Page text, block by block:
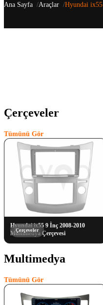
Ana Sayfa Araçlar Hyundai ix55
Çerçeveler
Tümünü Gör
Hyundai ix55 9 İnç 2008-2010
Multimedya Çerçevesi
Çerçeveler
Multimedya
Tümünü Gör